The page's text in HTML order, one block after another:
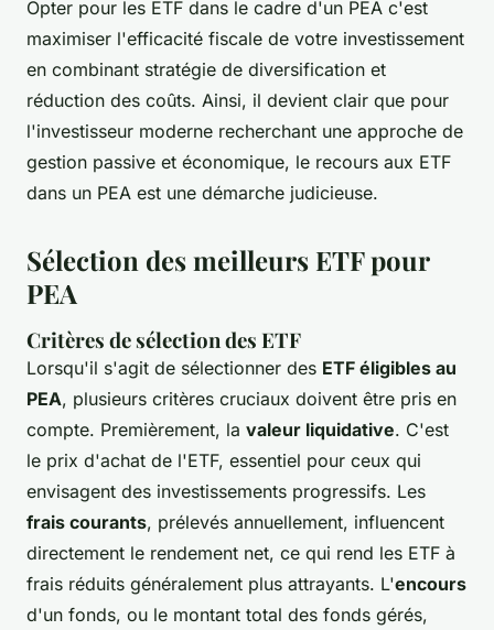
Opter pour les ETF dans le cadre d'un PEA c'est
maximiser l'efficacité fiscale de votre investissement
en combinant stratégie de diversification et
réduction des coûts. Ainsi, il devient clair que pour
l'investisseur moderne recherchant une approche de
gestion passive et économique, le recours aux ETF
dans un PEA est une démarche judicieuse.
Sélection des meilleurs ETF pour
PEA
Critères de sélection des ETF
Lorsqu'il s'agit de sélectionner des ETF éligibles au
PEA, plusieurs critères cruciaux doivent être pris en
compte. Premièrement, la valeur liquidative. C'est
le prix d'achat de l'ETF, essentiel pour ceux qui
envisagent des investissements progressifs. Les
frais courants, prélevés annuellement, influencent
directement le rendement net, ce qui rend les ETF à
frais réduits généralement plus attrayants. L'encours
d'un fonds, ou le montant total des fonds gérés,